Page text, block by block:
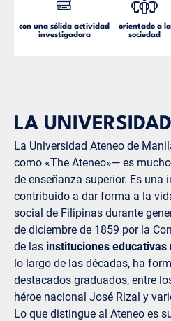
con una sólida actividad
investigadora
orientado a la
sociedad
LA UNIVERSIDAD
La Universidad Ateneo de
como «The Ateneo»— es
de enseñanza superior. Es una
contribuido a dar forma a la
social de Filipinas durante
de diciembre de 1859 por la
de las instituciones
lo largo de las décadas, ha
destacados graduados, entre
héroe nacional José Rizal y
Lo que distingue al Ateneo es